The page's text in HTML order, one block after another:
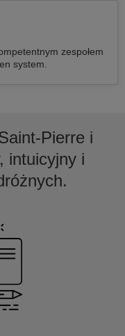
zespołem
system.
Pierre i
intuicyjny i